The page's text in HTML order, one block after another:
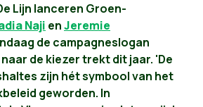
Lijn lanceren Groen-
Naji enJeremie
de campagneslogan
de kiezer trekt dit jaar. 'De
zijn hét symbool van het
geworden. In